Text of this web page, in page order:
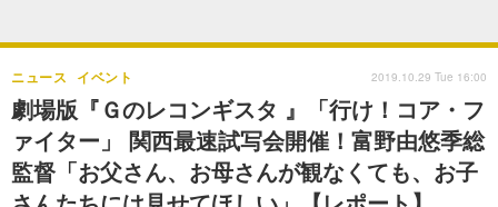
ゲーム・アプリ マンガ
グッズ イベント
声優 コスプレ
特集一覧 カバー
ラキりす
連載マンガ
連載マンガ一覧
番組・動画
番組・動画一覧 ラジオ
動画
連載・ブログ
連載・ブログ一覧 コラム
劇場版『Ｇのレコンギスタ 』「行け！コア・フ
ァイター」 関西最速試写会開催！富野由悠季総
監督「お父さん、お母さんが観なくても、お子
ニュース イベント 2019.10.29 Tue 16:00